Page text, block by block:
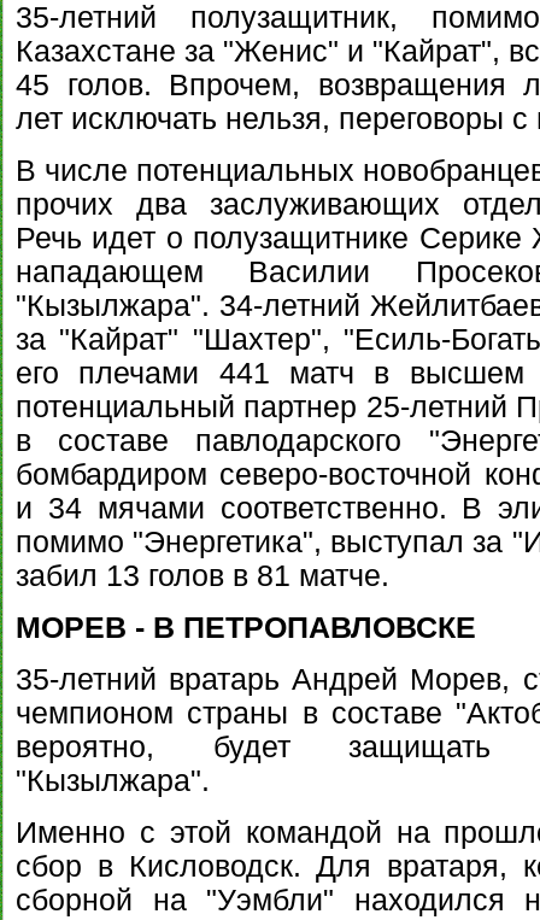
35-летний полузащитник,
Казахстане за "Женис" и "Кайрат",
45 голов. Впрочем, возвращения
лет исключать нельзя, переговоры
В числе потенциальных
прочих два заслуживающих
Речь идет о полузащитнике
нападающем Василии
"Кызылжара". 34-летний
за "Кайрат" "Шахтер", "Есиль-
его плечами 441 матч в высшем
потенциальный партнер 25-летний
в составе павлодарского
бомбардиром северо-восточной
и 34 мячами соответственно. В
помимо "Энергетика", выступал за
забил 13 голов в 81 матче.
МОРЕВ - В ПЕТРОПАВЛОВСКЕ
35-летний вратарь Андрей Морев,
чемпионом страны в составе
вероятно, будет защищать
"Кызылжара".
Именно с этой командой на
сбор в Кисловодск. Для вратаря,
сборной на "Уэмбли" находился